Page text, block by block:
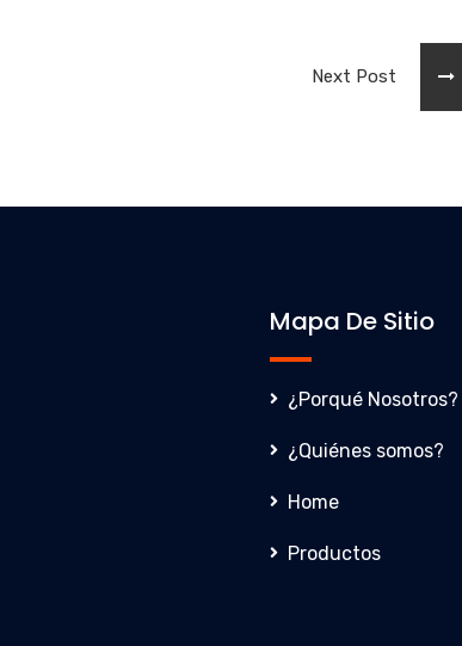
Next Post
Mapa De Sitio
¿Porqué Nosotros?
¿Quiénes somos?
Home
Productos